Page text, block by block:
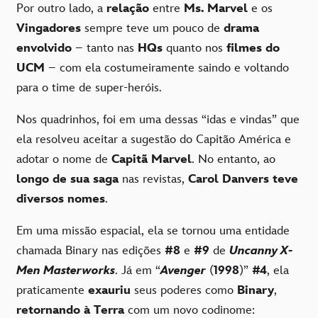
Por outro lado, a relação entre Ms. Marvel e os
Vingadores sempre teve um pouco de drama
envolvido – tanto nas HQs quanto nos filmes do
UCM – com ela costumeiramente saindo e voltando
para o time de super-heróis.
Nos quadrinhos, foi em uma dessas “idas e vindas” que
ela resolveu aceitar a sugestão do Capitão América e
adotar o nome de Capitã Marvel. No entanto, ao
longo de sua saga nas revistas, Carol Danvers teve
diversos nomes.
Em uma missão espacial, ela se tornou uma entidade
chamada Binary nas edições #8 e #9 de Uncanny X-
Men Masterworks. Já em “Avenger (1998)” #4, ela
praticamente exauriu seus poderes como Binary,
retornando à Terra com um novo codinome: